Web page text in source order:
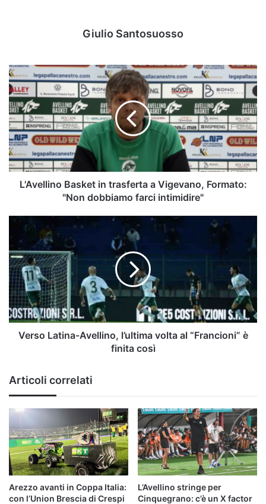
Giulio Santosuosso
L'Avellino
Basket
in
trasferta
a
Vigevano,
Formato:
"Non
dobbiamo
farciL'Avellino Basket in trasferta a Vigevano, Formato:
"Non dobbiamo farci intimidire"
Avellino,
l’ultima
volta
al
“Francioni”
è
finita
cosìVerso Latina-Avellino, l’ultima volta al “Francioni” è
finita così
Articoli correlati
Arezzo avanti in Coppa Italia:
con l’Union Brescia di Crespi
L’Avellino stringe per
Cinquegrano: c’è un X factor